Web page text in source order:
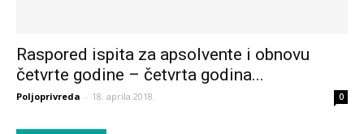
Raspored ispita za apsolvente i obnovu
četvrte godine – četvrta godina...
Poljoprivreda - 18. aprila 2018. 0